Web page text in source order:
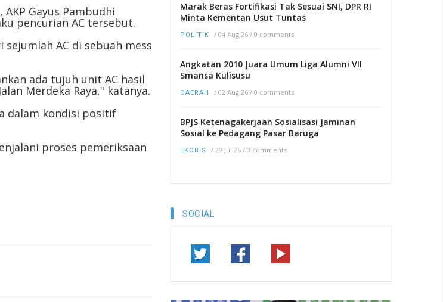
Gayus Pambudhi
pencurian AC tersebut.
AC di sebuah mess
ada tujuh unit AC hasil
Merdeka Raya," katanya.
dalam kondisi positif
proses pemeriksaan
Marak Beras Fortifikasi Tak Sesuai SNI, DPR RI
Minta Kementan Usut Tuntas
POLITIK / 04 Aug 26 / 0 comments
Angkatan 2010 Juara Umum Liga Alumni VII
Smansa Kulisusu
DAERAH / 02 Aug 26 / 0 comments
BPJS Ketenagakerjaan Sosialisasi Jaminan
Sosial ke Pedagang Pasar Baruga
EKOBIS / 29 Jul 26 / 0 comments
SOCIAL